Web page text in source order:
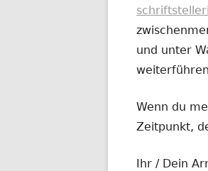
und unter
Wenn du
Zeitpunkt,
Ihr / Dein